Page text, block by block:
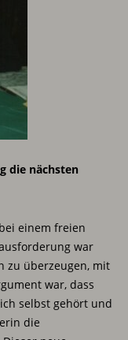
die nächsten
einem freien
war
zu überzeugen, mit
war, dass
selbst gehört und
die